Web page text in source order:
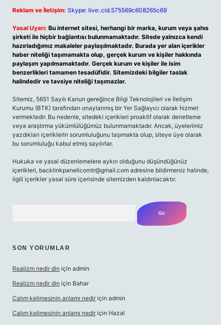
Reklam ve İletişim: Skype: live:.cid.575569c608265c69
Yasal Uyarı: Bu internet sitesi, herhangi bir marka, kurum veya şahıs
şirketi ile hiçbir bağlantısı bulunmamaktadır. Sitede yalnızca kendi
hazırladığımız makaleler paylaşılmaktadır. Burada yer alan içerikler
haber niteliği taşımamakta olup, gerçek kurum ve kişiler hakkında
paylaşım yapılmamaktadır. Gerçek kurum ve kişiler ile isim
benzerlikleri tamamen tesadüfidir. Sitemizdeki bilgiler taslak
halindedir ve tavsiye niteliği taşımazlar.
Sitemiz, 5651 Sayılı Kanun gereğince Bilgi Teknolojileri ve İletişim
Kurumu (BTK) tarafından onaylanmış bir Yer Sağlayıcı olarak hizmet
vermektedir. Bu nedenle, sitedeki içerikleri proaktif olarak denetleme
veya araştırma yükümlülüğümüz bulunmamaktadır. Ancak, üyelerimiz
yazdıkları içeriklerin sorumluluğunu taşımakta olup, siteye üye olarak
bu sorumluluğu kabul etmiş sayılırlar.
Hukuka ve yasal düzenlemelere aykırı olduğunu düşündüğünüz
içerikleri, backlinkpanelicomtr@gmail.com adresine bildirmeniz halinde,
ilgili içerikler yasal süre içerisinde sitemizden kaldırılacaktır.
SON YORUMLAR
Realizm nedir din için admin
Realizm nedir din için Bahar
Çalım kelimesinin anlamı nedir için admin
Çalım kelimesinin anlamı nedir için Hazal